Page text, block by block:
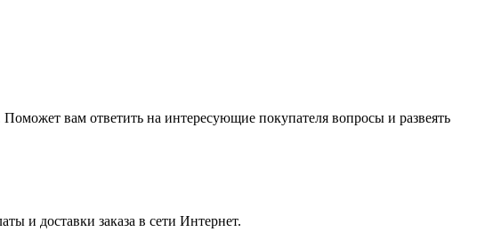
вам ответить на интересующие покупателя вопросы и развеять
и доставки заказа в сети Интернет.